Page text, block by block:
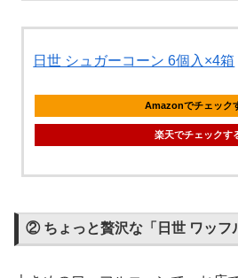
日世 シュガーコーン 6個入×4箱
Amazonでチェック
楽天でチェックす
② ちょっと贅沢な「日世 ワッフ